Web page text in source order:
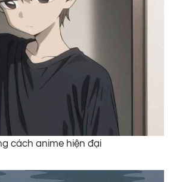
cách anime hiện đại